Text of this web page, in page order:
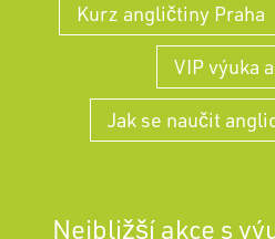
Kurz angličtiny Praha
VIP výuka
Jak se naučit
Nejbližší akce s